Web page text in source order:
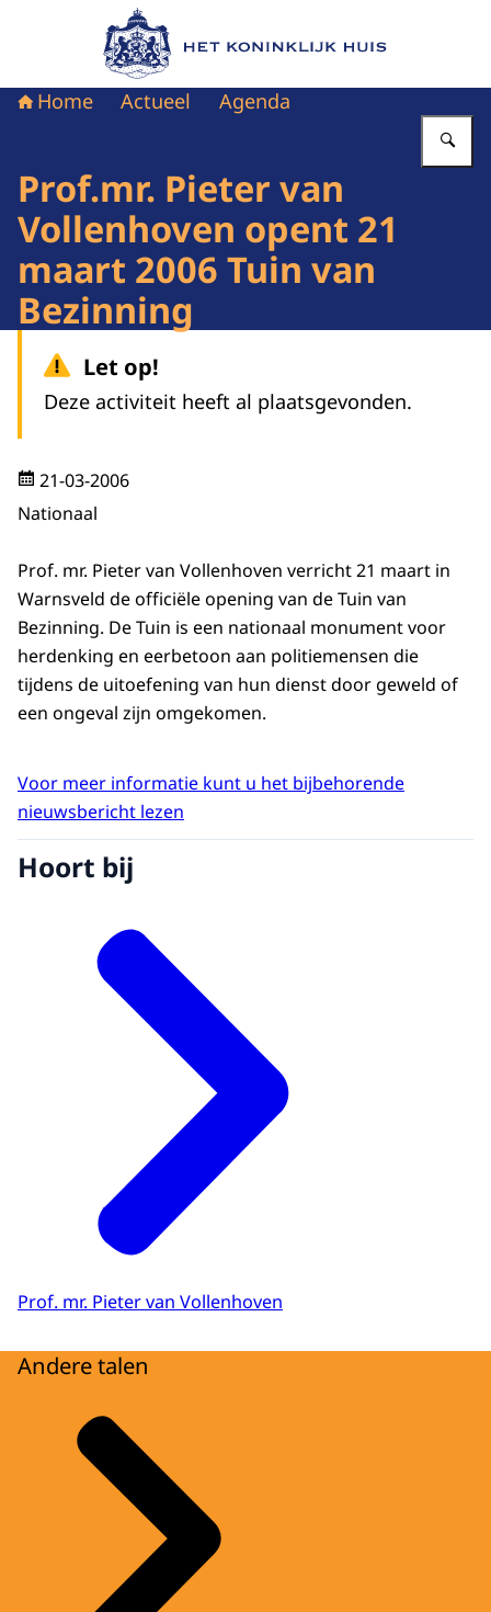
Naar de homepage van Het Koninklijk Huis
Home Actueel Agenda
Prof.mr. Pieter van
Vollenhoven opent 21
maart 2006 Tuin van
Bezinning
Let op!
Deze activiteit heeft al plaatsgevonden.
21-03-2006
Nationaal
Prof. mr. Pieter van Vollenhoven verricht 21 maart in
Warnsveld de officiële opening van de Tuin van
Bezinning. De Tuin is een nationaal monument voor
herdenking en eerbetoon aan politiemensen die
tijdens de uitoefening van hun dienst door geweld of
een ongeval zijn omgekomen.
Voor meer informatie kunt u het bijbehorende
nieuwsbericht lezen
Hoort bij
Prof. mr. Pieter van Vollenhoven
Andere talen